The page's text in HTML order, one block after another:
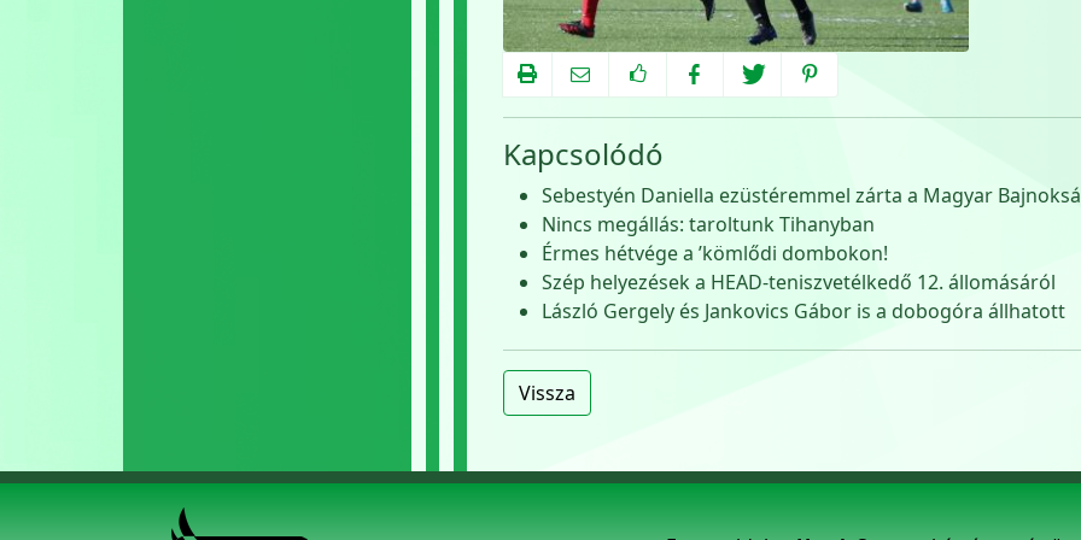
Kapcsolódó
Sebestyén Daniella ezüstéremmel zárta a Magyar
Nincs megállás: taroltunk Tihanyban
Érmes hétvége a ’kömlődi dombokon!
Szép helyezések a HEAD-teniszvetélkedő 12. állomásáról
László Gergely és Jankovics Gábor is a dobogóra állhatott
Vissza